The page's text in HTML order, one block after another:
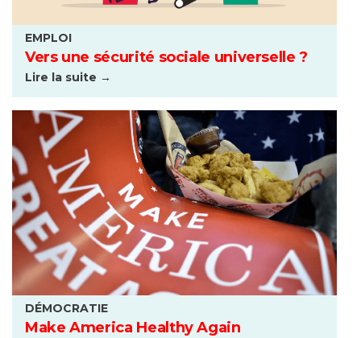
EMPLOI
Vers une sécurité sociale universelle ?
Lire la suite →
DÉMOCRATIE
Make America Healthy Again